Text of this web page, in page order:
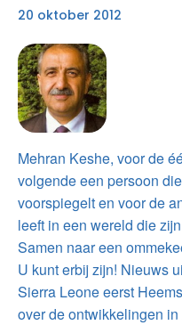
20 oktober 2012
Mehran Keshe, voor de
volgende een persoon
voorspiegelt en voor de
leeft in een wereld die
Samen naar een
U kunt erbij zijn! Nieuws
Sierra Leone eerst
over de ontwikkelingen in